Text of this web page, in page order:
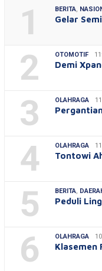
1 BERITA,
Gelar
2 OTOMOTIF
Demi
3 OLAHRAGA
4 OLAHRAGA
Tontowi
5 BERITA,
Peduli
6 OLAHRAGA
Klasemen